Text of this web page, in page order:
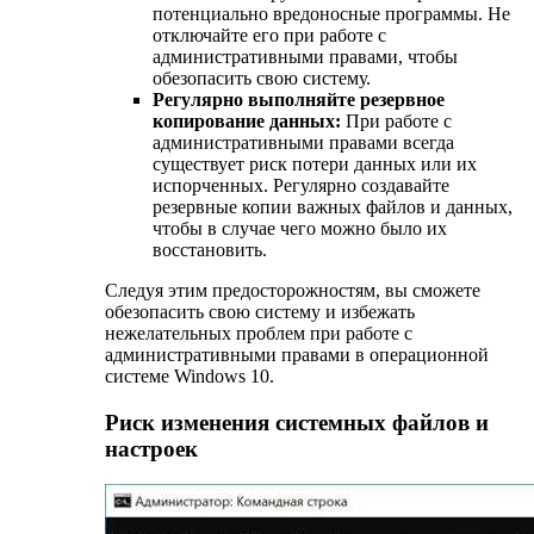
потенциально вредоносные программы. Не
отключайте его при работе с
административными правами, чтобы
обезопасить свою систему.
Регулярно выполняйте резервное
копирование данных: При работе с
административными правами всегда
существует риск потери данных или их
испорченных. Регулярно создавайте
резервные копии важных файлов и данных,
чтобы в случае чего можно было их
восстановить.
Следуя этим предосторожностям, вы сможете
обезопасить свою систему и избежать
нежелательных проблем при работе с
административными правами в операционной
системе Windows 10.
Риск изменения системных файлов и
настроек